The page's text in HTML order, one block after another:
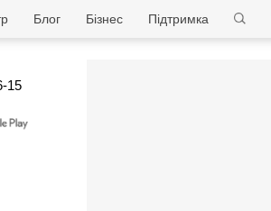
Підтримка
Бізнес
Блог
15